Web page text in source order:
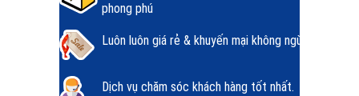
phong phú
Luôn luôn giá rẻ & khuyến mại không ngừng.
Dịch vụ chăm sóc khách hàng tốt nhất.